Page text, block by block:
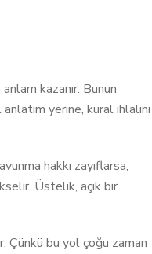
kazanır. Bunun
anlatım yerine, kural ihlalini
hakkı zayıflarsa,
Üstelik, açık bir
Çünkü bu yol çoğu zaman